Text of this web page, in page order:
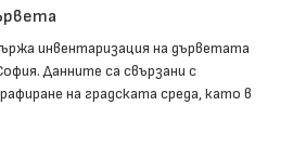
инвентаризация на дърветата
Данните са свързани с
на градската среда, като в